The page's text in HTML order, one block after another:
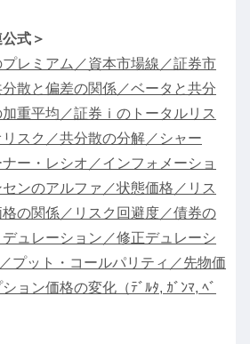
式＞
レミアム／資本市場線／証券市
散と偏差の関係／ベータと共分
重平均／証券ｉのトータルリス
スク／共分散の分解／シャー
ー・レシオ／インフォメーショ
ンのアルファ／状態価格／リス
の関係／リスク回避度／債券の
ュレーション／修正デュレーシ
プット・コールパリティ／先物価
ョン価格の変化（ﾃﾞﾙﾀ, ｶﾞﾝﾏ, ﾍﾞ